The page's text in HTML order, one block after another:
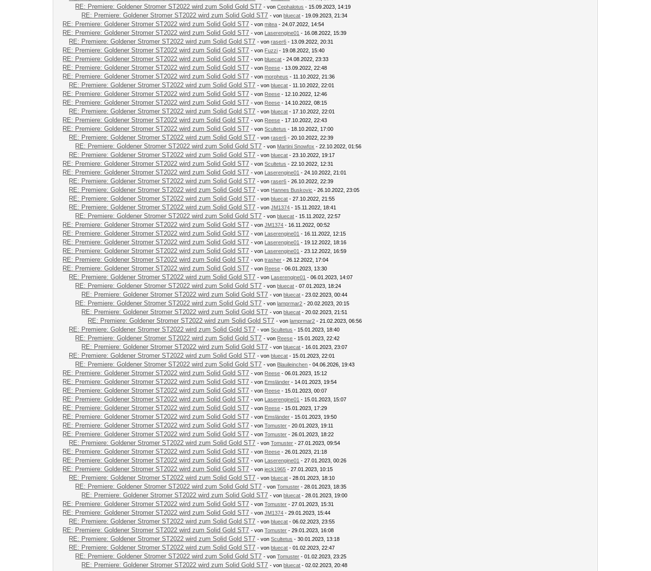
RE: Premiere: Goldener Stromer ST2022 wird zum Solid Gold ST7 - vonCephalotus - 15.09.2023, 14:19
RE: Premiere: Goldener Stromer ST2022 wird zum Solid Gold ST7 - vonbluecat - 19.09.2023, 21:34
RE: Premiere: Goldener Stromer ST2022 wird zum Solid Gold ST7 - vonmitea - 24.07.2022, 14:54
RE: Premiere: Goldener Stromer ST2022 wird zum Solid Gold ST7 - von Laserengine01 - 16.08.2022, 15:39
RE: Premiere: Goldener Stromer ST2022 wird zum Solid Gold ST7 - vonraser6 - 13.09.2022, 20:31
RE: Premiere: Goldener Stromer ST2022 wird zum Solid Gold ST7 - von Fuzzi - 19.08.2022, 15:40
RE: Premiere: Goldener Stromer ST2022 wird zum Solid Gold ST7 - vonbluecat - 24.08.2022, 23:33
RE: Premiere: Goldener Stromer ST2022 wird zum Solid Gold ST7 - von Reese - 13.09.2022, 22:48
RE: Premiere: Goldener Stromer ST2022 wird zum Solid Gold ST7 - vonmorpheus - 11.10.2022, 21:36
RE: Premiere: Goldener Stromer ST2022 wird zum Solid Gold ST7 - vonbluecat - 11.10.2022, 22:01
RE: Premiere: Goldener Stromer ST2022 wird zum Solid Gold ST7 - von Reese - 12.10.2022, 12:46
RE: Premiere: Goldener Stromer ST2022 wird zum Solid Gold ST7 - von Reese - 14.10.2022, 08:15
RE: Premiere: Goldener Stromer ST2022 wird zum Solid Gold ST7 - vonbluecat - 17.10.2022, 22:01
RE: Premiere: Goldener Stromer ST2022 wird zum Solid Gold ST7 - von Reese - 17.10.2022, 22:43
RE: Premiere: Goldener Stromer ST2022 wird zum Solid Gold ST7 - vonScultetus - 18.10.2022, 17:00
RE: Premiere: Goldener Stromer ST2022 wird zum Solid Gold ST7 - vonraser6 - 20.10.2022, 22:39
RE: Premiere: Goldener Stromer ST2022 wird zum Solid Gold ST7 - von Martini Snowfox - 22.10.2022, 01:56
RE: Premiere: Goldener Stromer ST2022 wird zum Solid Gold ST7 - vonbluecat - 23.10.2022, 19:17
RE: Premiere: Goldener Stromer ST2022 wird zum Solid Gold ST7 - vonScultetus - 22.10.2022, 12:31
RE: Premiere: Goldener Stromer ST2022 wird zum Solid Gold ST7 - von Laserengine01 - 24.10.2022, 21:01
RE: Premiere: Goldener Stromer ST2022 wird zum Solid Gold ST7 - vonraser6 - 26.10.2022, 22:39
RE: Premiere: Goldener Stromer ST2022 wird zum Solid Gold ST7 - von Hannes Buskovic - 26.10.2022, 23:05
RE: Premiere: Goldener Stromer ST2022 wird zum Solid Gold ST7 - vonbluecat - 27.10.2022, 21:55
RE: Premiere: Goldener Stromer ST2022 wird zum Solid Gold ST7 - vonJM1374 - 15.11.2022, 18:41
RE: Premiere: Goldener Stromer ST2022 wird zum Solid Gold ST7 - vonbluecat - 15.11.2022, 22:57
RE: Premiere: Goldener Stromer ST2022 wird zum Solid Gold ST7 - vonJM1374 - 16.11.2022, 00:52
RE: Premiere: Goldener Stromer ST2022 wird zum Solid Gold ST7 - von Laserengine01 - 16.11.2022, 12:15
RE: Premiere: Goldener Stromer ST2022 wird zum Solid Gold ST7 - von Laserengine01 - 19.12.2022, 18:16
RE: Premiere: Goldener Stromer ST2022 wird zum Solid Gold ST7 - von Laserengine01 - 23.12.2022, 16:59
RE: Premiere: Goldener Stromer ST2022 wird zum Solid Gold ST7 - vontrasher - 26.12.2022, 17:04
RE: Premiere: Goldener Stromer ST2022 wird zum Solid Gold ST7 - von Reese - 06.01.2023, 13:30
RE: Premiere: Goldener Stromer ST2022 wird zum Solid Gold ST7 - von Laserengine01 - 06.01.2023, 14:07
RE: Premiere: Goldener Stromer ST2022 wird zum Solid Gold ST7 - vonbluecat - 07.01.2023, 18:24
RE: Premiere: Goldener Stromer ST2022 wird zum Solid Gold ST7 - vonbluecat - 23.02.2023, 00:44
RE: Premiere: Goldener Stromer ST2022 wird zum Solid Gold ST7 - vonlamprmar2 - 20.02.2023, 20:15
RE: Premiere: Goldener Stromer ST2022 wird zum Solid Gold ST7 - vonbluecat - 20.02.2023, 21:51
RE: Premiere: Goldener Stromer ST2022 wird zum Solid Gold ST7 - vonlamprmar2 - 21.02.2023, 06:56
RE: Premiere: Goldener Stromer ST2022 wird zum Solid Gold ST7 - vonScultetus - 15.01.2023, 18:40
RE: Premiere: Goldener Stromer ST2022 wird zum Solid Gold ST7 - von Reese - 15.01.2023, 22:42
RE: Premiere: Goldener Stromer ST2022 wird zum Solid Gold ST7 - vonbluecat - 16.01.2023, 23:07
RE: Premiere: Goldener Stromer ST2022 wird zum Solid Gold ST7 - vonbluecat - 15.01.2023, 22:01
RE: Premiere: Goldener Stromer ST2022 wird zum Solid Gold ST7 - von Blauileinchen - 04.06.2026, 19:43
RE: Premiere: Goldener Stromer ST2022 wird zum Solid Gold ST7 - von Reese - 06.01.2023, 15:12
RE: Premiere: Goldener Stromer ST2022 wird zum Solid Gold ST7 - von Emsländer - 14.01.2023, 19:54
RE: Premiere: Goldener Stromer ST2022 wird zum Solid Gold ST7 - von Reese - 15.01.2023, 00:07
RE: Premiere: Goldener Stromer ST2022 wird zum Solid Gold ST7 - von Laserengine01 - 15.01.2023, 15:07
RE: Premiere: Goldener Stromer ST2022 wird zum Solid Gold ST7 - von Reese - 15.01.2023, 17:29
RE: Premiere: Goldener Stromer ST2022 wird zum Solid Gold ST7 - von Emsländer - 15.01.2023, 19:50
RE: Premiere: Goldener Stromer ST2022 wird zum Solid Gold ST7 - vonTomuster - 20.01.2023, 19:11
RE: Premiere: Goldener Stromer ST2022 wird zum Solid Gold ST7 - vonTomuster - 26.01.2023, 18:22
RE: Premiere: Goldener Stromer ST2022 wird zum Solid Gold ST7 - vonTomuster - 27.01.2023, 09:54
RE: Premiere: Goldener Stromer ST2022 wird zum Solid Gold ST7 - von Reese - 26.01.2023, 21:18
RE: Premiere: Goldener Stromer ST2022 wird zum Solid Gold ST7 - von Laserengine01 - 27.01.2023, 00:26
RE: Premiere: Goldener Stromer ST2022 wird zum Solid Gold ST7 - vonjeck1965 - 27.01.2023, 10:15
RE: Premiere: Goldener Stromer ST2022 wird zum Solid Gold ST7 - vonbluecat - 28.01.2023, 18:10
RE: Premiere: Goldener Stromer ST2022 wird zum Solid Gold ST7 - vonTomuster - 28.01.2023, 18:35
RE: Premiere: Goldener Stromer ST2022 wird zum Solid Gold ST7 - vonbluecat - 28.01.2023, 19:00
RE: Premiere: Goldener Stromer ST2022 wird zum Solid Gold ST7 - vonTomuster - 27.01.2023, 15:31
RE: Premiere: Goldener Stromer ST2022 wird zum Solid Gold ST7 - vonJM1374 - 29.01.2023, 15:44
RE: Premiere: Goldener Stromer ST2022 wird zum Solid Gold ST7 - vonbluecat - 06.02.2023, 23:55
RE: Premiere: Goldener Stromer ST2022 wird zum Solid Gold ST7 - vonTomuster - 29.01.2023, 16:08
RE: Premiere: Goldener Stromer ST2022 wird zum Solid Gold ST7 - vonScultetus - 30.01.2023, 13:18
RE: Premiere: Goldener Stromer ST2022 wird zum Solid Gold ST7 - vonbluecat - 01.02.2023, 22:47
RE: Premiere: Goldener Stromer ST2022 wird zum Solid Gold ST7 - vonTomuster - 01.02.2023, 23:25
RE: Premiere: Goldener Stromer ST2022 wird zum Solid Gold ST7 - vonbluecat - 02.02.2023, 20:48